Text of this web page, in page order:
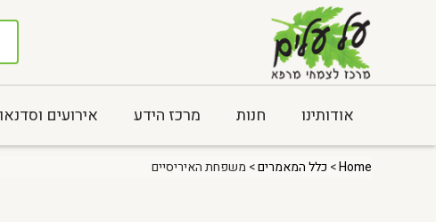
אודותינו חנות מרכז הידע אירועים
Home
> כלל המאמרים> משפחת האיריסיים